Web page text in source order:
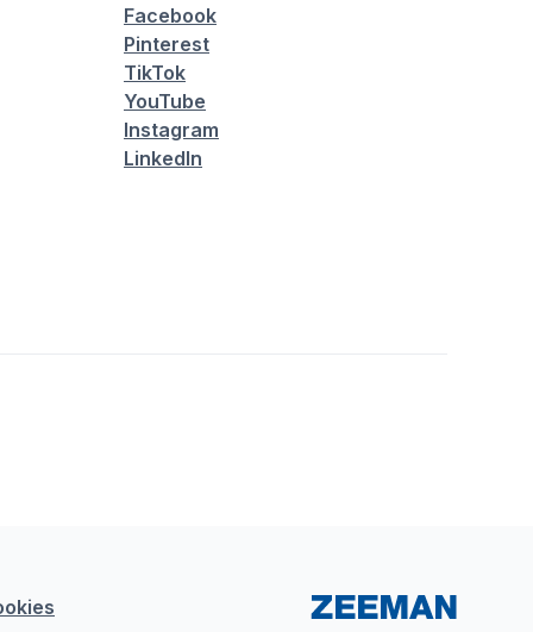
Facebook
Pinterest
TikTok
YouTube
Instagram
LinkedIn